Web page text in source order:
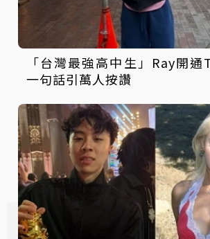
「台灣最強高中生」Ray開
一句話引萬人按讚